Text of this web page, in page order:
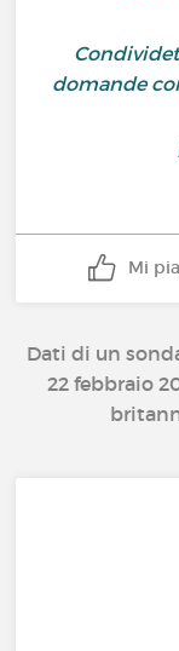
domande
Mi
Dati di un
22 febbraio